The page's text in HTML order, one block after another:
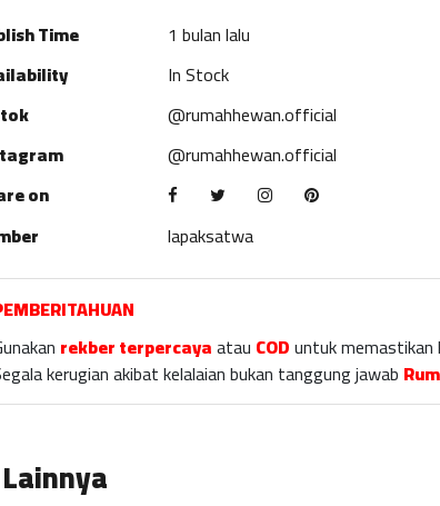
Time
1 bulan lalu
In Stock
@rumahhewan.official
@rumahhewan.official
on
lapaksatwa
rekber terpercayaatau CODuntuk memastikan
kerugian akibat kelalaian bukan tanggung jawab